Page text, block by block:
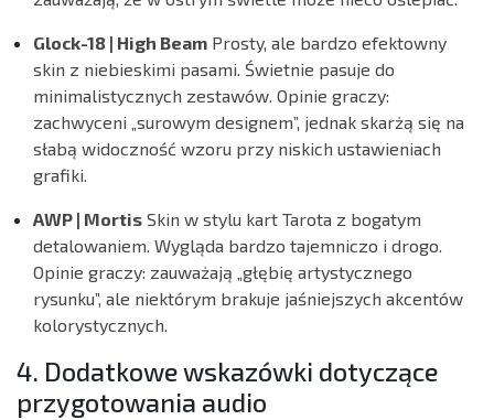
Glock-18 | High Beam Prosty, ale bardzo efektowny
skin z niebieskimi pasami. Świetnie pasuje do
minimalistycznych zestawów. Opinie graczy:
zachwyceni „surowym designem”, jednak skarżą się na
słabą widoczność wzoru przy niskich ustawieniach
grafiki.
AWP | Mortis Skin w stylu kart Tarota z bogatym
detalowaniem. Wygląda bardzo tajemniczo i drogo.
Opinie graczy: zauważają „głębię artystycznego
rysunku”, ale niektórym brakuje jaśniejszych akcentów
kolorystycznych.
4. Dodatkowe wskazówki dotyczące
przygotowania audio